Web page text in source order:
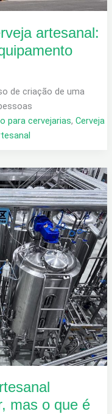
artesanal:
de criação de uma
para cervejarias, Cerveja
mas o que é